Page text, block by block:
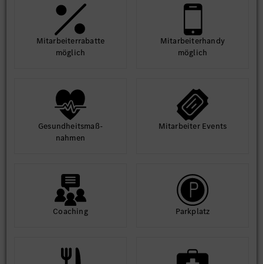
számára
Széles választékú, modern, kényelmes munkaruha
Egészségmegőrző intézkedések (vállalati pszichológus,
egészséghónap: influenza elleni oltás, egészségnevelő,
prevenciós előadások)
*A fent felsorolt elemek a munkáltató szabályzatában
meghatározott feltételek szerint vehetőek igénybe.
Mit­arbeiter­rabatte
möglich
Mit­arbeiter­handy
möglich
Gesund­heits­maß­
nahmen
Mit­arbeiter Events
Coaching Park­platz